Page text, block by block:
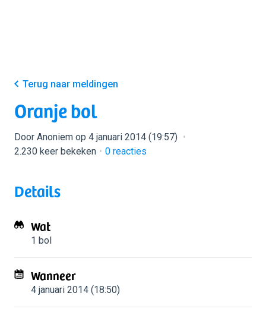
Terug naar meldingen
Oranje bol
Door Anoniem op 4 januari 2014 (19:57)
2.230 keer bekeken
0 reacties
Details
Wat
1 bol
Wanneer
4 januari 2014 (18:50)